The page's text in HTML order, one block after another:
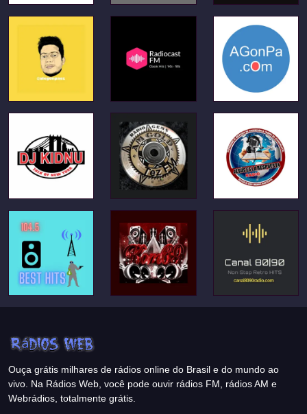
Ouça grátis milhares de rádios online do Brasil e do mundo ao
vivo. Na Rádios Web, você pode ouvir rádios FM, rádios AM e
Webrádios, totalmente grátis.